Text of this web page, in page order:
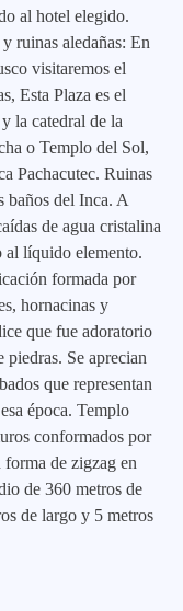
al hotel elegido.
ruinas aledañas: En
visitaremos el
Esta Plaza es el
la catedral de la
o Templo del Sol,
Pachacutec. Ruinas
baños del Inca. A
de agua cristalina
al líquido elemento.
formada por
hornacinas y
que fue adoratorio
Se aprecian
que representan
época. Templo
conformados por
de zigzag en
de 360 metros de
de largo y 5 metros